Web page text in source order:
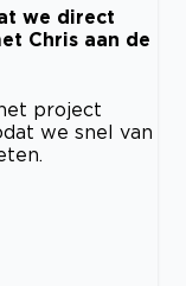
we direct
Chris aan de
project
we snel van